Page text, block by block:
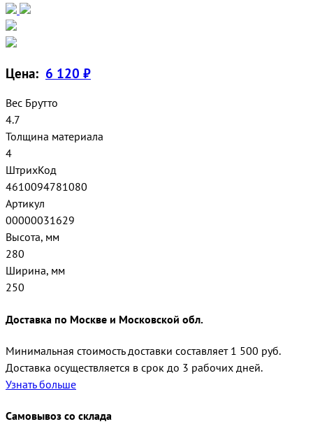
Цена: 6 120 ₽
Вес Брутто
4.7
Толщина материала
4
ШтрихКод
4610094781080
Артикул
00000031629
Высота, мм
280
Ширина, мм
250
Доставка по Москве и Московской обл.
Минимальная стоимость доставки составляет 1 500 руб.
Доставка осуществляется в срок до 3 рабочих дней.
Узнать больше
Самовывоз со склада